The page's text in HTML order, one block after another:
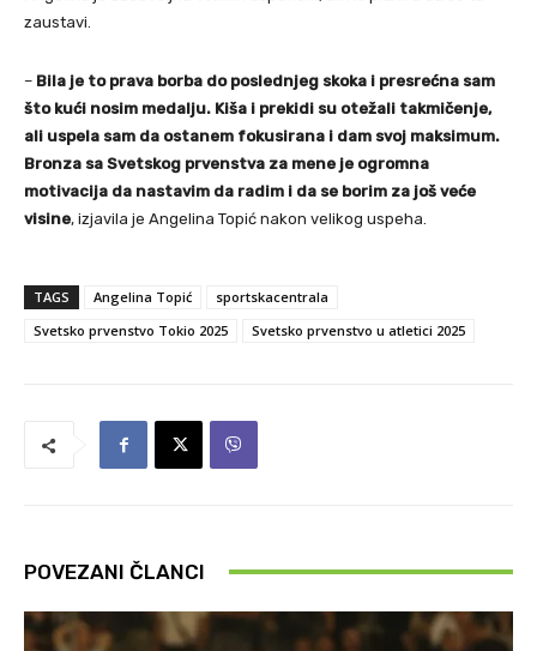
zaustavi.
– Bila je to prava borba do poslednjeg skoka i presrećna sam
što kući nosim medalju. Kiša i prekidi su otežali takmičenje,
ali uspela sam da ostanem fokusirana i dam svoj maksimum.
Bronza sa Svetskog prvenstva za mene je ogromna
motivacija da nastavim da radim i da se borim za još veće
visine, izjavila je Angelina Topić nakon velikog uspeha.
TAGS Angelina Topić
sportskacentrala
Svetsko prvenstvo Tokio 2025
Svetsko prvenstvo u atletici 2025
POVEZANI ČLANCI